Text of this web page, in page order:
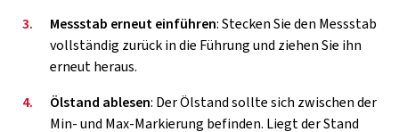
3.
Messstab erneut einführen: Stecken Sie den Messstab
vollständig zurück in die Führung und ziehen Sie ihn
erneut heraus.
4.
Ölstand ablesen: Der Ölstand sollte sich zwischen der
Min- und Max-Markierung befinden. Liegt der Stand